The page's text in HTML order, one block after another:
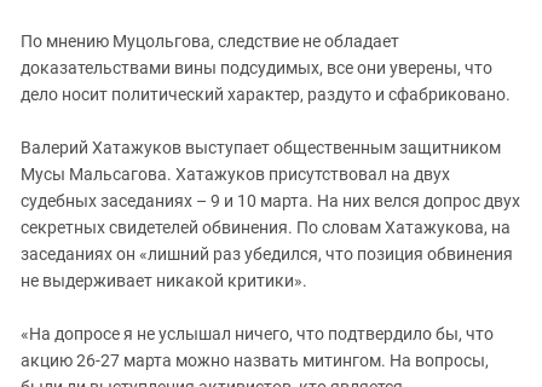
По мнению Муцольгова, следствие не обладает
доказательствами вины подсудимых, все они уверены, что
дело носит политический характер, раздуто и сфабриковано.
Валерий Хатажуков выступает общественным защитником
Мусы Мальсагова. Хатажуков присутствовал на двух
судебных заседаниях – 9 и 10 марта. На них велся допрос двух
секретных свидетелей обвинения. По словам Хатажукова, на
заседаниях он «лишний раз убедился, что позиция обвинения
не выдерживает никакой критики».
«На допросе я не услышал ничего, что подтвердило бы, что
акцию 26-27 марта можно назвать митингом. На вопросы,